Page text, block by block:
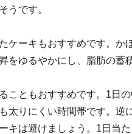
うです。
ケーキもおすすめです。か
をゆるやかにし、脂肪の蓄
こともおすすめです。1日
太りにくい時間帯です。逆
キは避けましょう。1日当